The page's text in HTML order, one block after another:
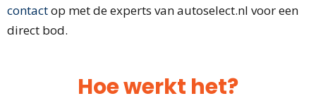
contactop met de experts van autoselect.nl voor een
direct bod.
Hoe werkt het?